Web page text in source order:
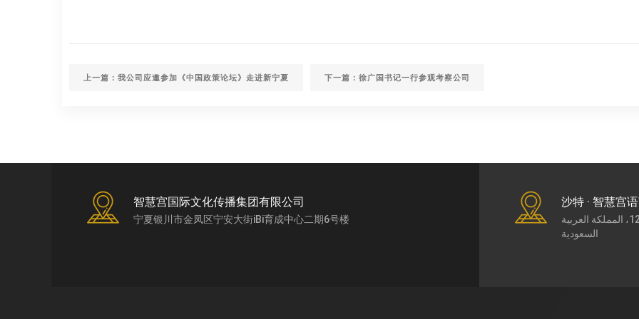
上一篇：我公司应邀参加《中国政策论坛》走进新宁夏 下一篇：徐广国书记一行参观考察公司
智慧宫国际文化传播集团有限公司
宁夏银川市金凤区宁安大街iBi育成中心二期6号楼
沙特 · 智慧宫
طريق الملك عبد العزيز7430، حي الورود، الرياض،12252، المملكة العربية
السعودية